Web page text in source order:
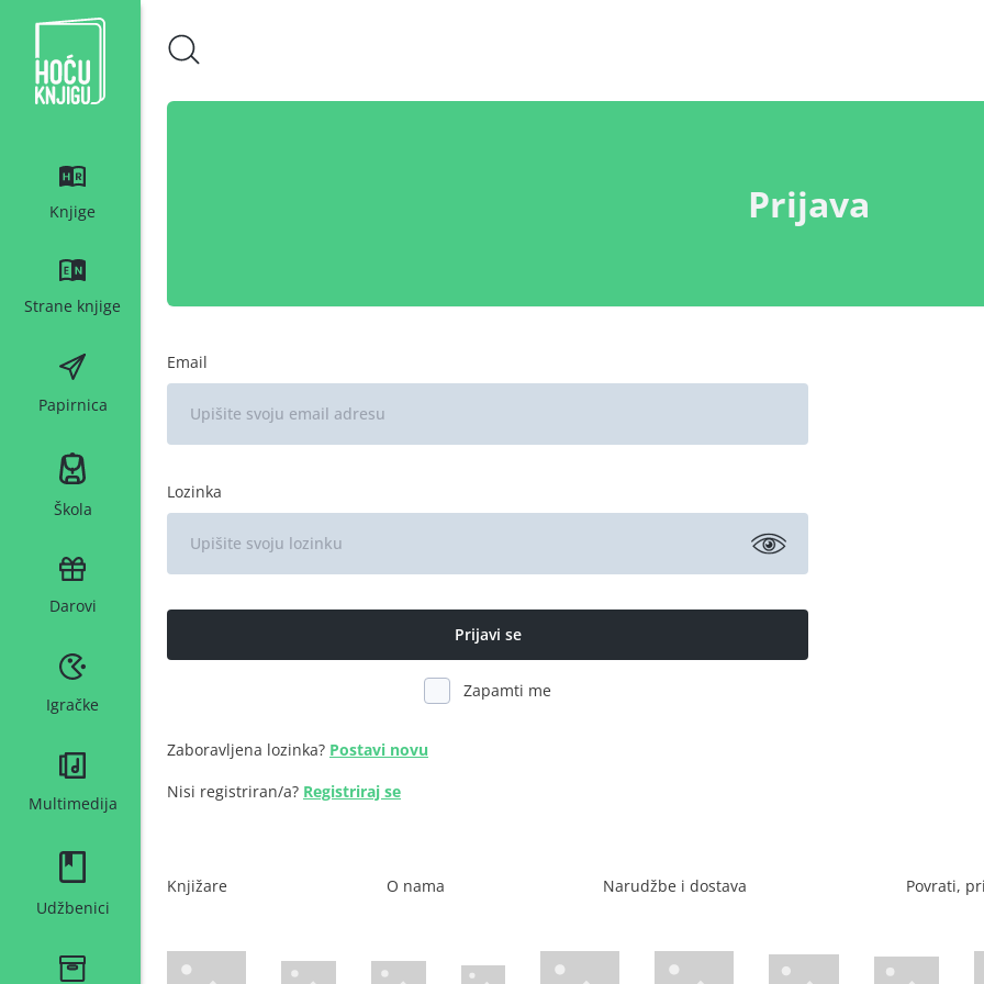
Hoću knjigu bijeli logo
Knjige
Strane knjige
Papirnica
Škola
Darovi
Igračke
Multimedija
Udžbenici
Prijava
Email
Lozinka
Zapamti me
Zaboravljena lozinka? Postavi novu
Nisi registriran/a? Registriraj se
Knjižare O nama Narudžbe i dostava Povrati,
WsPay web stranicaMaestro web stranicaMastercard web stranicaAmerican Express web stranica
Visa web stranica Diners web stranicaTrustwave certificirano
Mastercard